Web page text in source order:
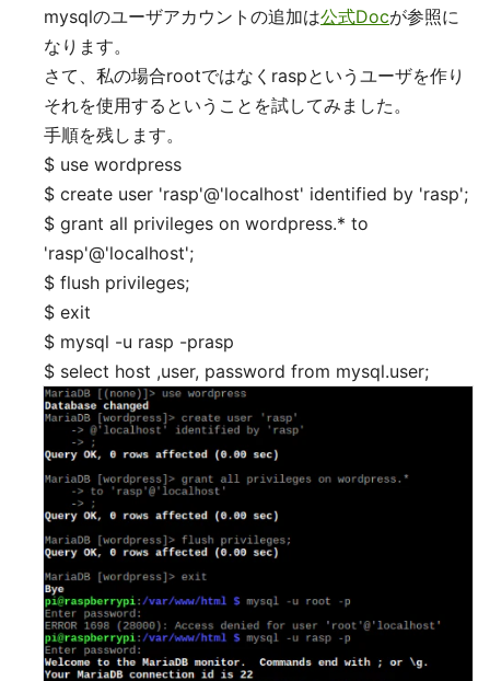
mysqlのユーザアカウントの追加は公式Docが参照に
なります。
さて、私の場合rootではなくraspというユーザを作り
それを使用するということを試してみました。
手順を残します。
$ use wordpress
$ create user 'rasp'@'localhost' identified by 'rasp';
$ grant all privileges on wordpress.* to
'rasp'@'localhost';
$ flush privileges;
$ exit
$ mysql -u rasp -prasp
$ select host ,user, password from mysql.user;